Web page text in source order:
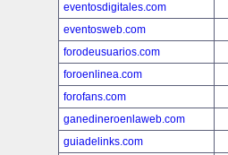
eventosdigitales.com
eventosweb.com
forodeusuarios.com
foroenlinea.com
forofans.com
ganedineroenlaweb.com
guiadelinks.com